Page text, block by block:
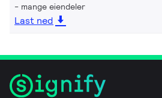
mange eiendeler
Last ned